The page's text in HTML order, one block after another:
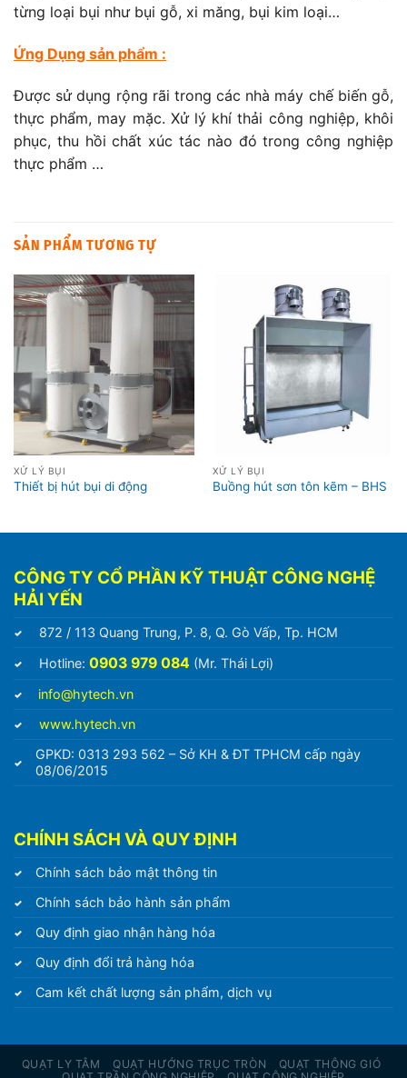
từng loại bụi như bụi gỗ, xi măng, bụi kim loại…
Ứng Dụng sản phẩm :
Được sử dụng rộng rãi trong các nhà máy chế biến gỗ,
thực phẩm, may mặc. Xử lý khí thải công nghiệp, khôi
phục, thu hồi chất xúc tác nào đó trong công nghiệp
thực phẩm …
SẢN PHẨM TƯƠNG TỰ
XỬ LÝ BỤI
Thiết bị hút bụi di động
XỬ LÝ BỤI
Buồng hút sơn tôn kẽm – BHS
CÔNG TY CỔ PHẦN KỸ THUẬT CÔNG NGHỆ
HẢI YẾN
872 / 113 Quang Trung, P. 8, Q. Gò Vấp, Tp. HCM
Hotline:0903 979 084 (Mr. Thái Lợi)
info@hytech.vn
www.hytech.vn
GPKD: 0313 293 562 – Sở KH & ĐT TPHCM cấp ngày
08/06/2015
CHÍNH SÁCH VÀ QUY ĐỊNH
Chính sách bảo mật thông tin
Chính sách bảo hành sản phẩm
Quy định giao nhận hàng hóa
Quy định đổi trả hàng hóa
Cam kết chất lượng sản phẩm, dịch vụ
QUẠT LY TÂM QUẠT HƯỚNG TRỤC TRÒN
QUẠT THÔNG GIÓ